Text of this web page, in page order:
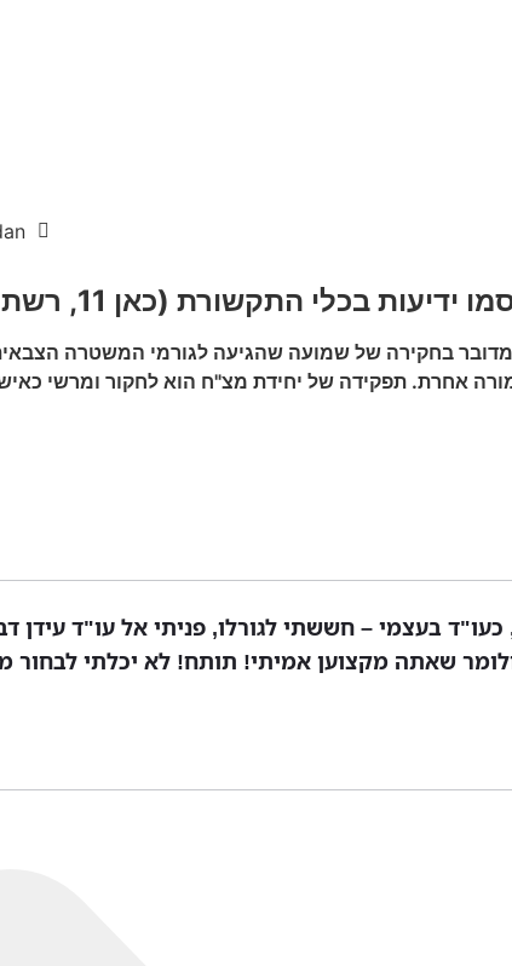
התקשורת (כאן 11, רשת ב', כיכר השבת וכו'…) –
בחקירה של שמועה שהגיעה לגורמי המשטרה
אחרת. תפקידה של יחידת מצ"ח הוא לחקור ומרשי
בעצמי – חששתי לגורלו, פניתי אל עו"ד עידן
שאתה מקצוען אמיתי! תותח! לא יכלתי לבחור